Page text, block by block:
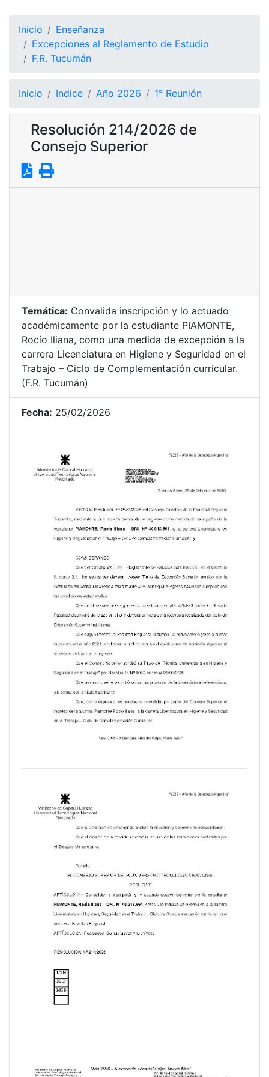
Inicio
Enseñanza
Excepciones al Reglamento de Estudio
F.R. Tucumán
Inicio Indice Año 2026 1° Reunión
Resolución 214/2026 de
Consejo Superior
Temática: Convalida inscripción y lo actuado
académicamente por la estudiante PIAMONTE,
Rocío Iliana, como una medida de excepción a la
carrera Licenciatura en Higiene y Seguridad en el
Trabajo – Ciclo de Complementación curricular.
(F.R. Tucumán)
Fecha: 25/02/2026